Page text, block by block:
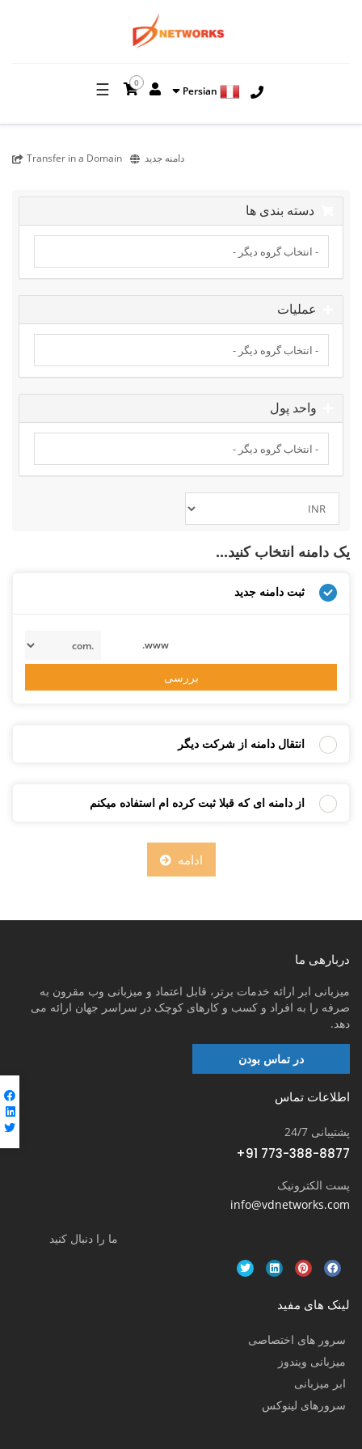
0
☰
دامنه جدید Transfer in a Domain
دسته بندی ها
عملیات
واحد پول
یک دامنه انتخاب کنید...
ثبت دامنه جدید
www.
بررسی
انتقال دامنه از شرکت دیگر
از دامنه ای که قبلا ثبت کرده ام استفاده میکنم
ادامه
دربارهی ما
میزبانی ابر ارائه خدمات برتر، قابل اعتماد و میزبانی وب مقرون به
صرفه را به افراد و کسب و کارهای کوچک در سراسر جهان ارائه می
دهد.
در تماس بودن
اطلاعات تماس
پشتیبانی 24/7
+91 773-388-8877
پست الکترونیک
info@vdnetworks.com
ما را دنبال کنید
لینک های مفید
سرور های اختصاصی
میزبانی ویندوز
ابر میزبانی
سرورهای لینوکس